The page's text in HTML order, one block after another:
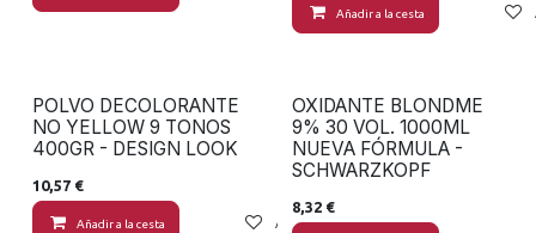
Añadir a la cesta
POLVO DECOLORANTE
NO YELLOW 9 TONOS
400GR - DESIGN LOOK
10,57 €
Añadir a la cesta Añadir a lista de deseos
OXIDANTE BLONDME
9% 30 VOL. 1000ML
NUEVA FÓRMULA -
SCHWARZKOPF
8,32€